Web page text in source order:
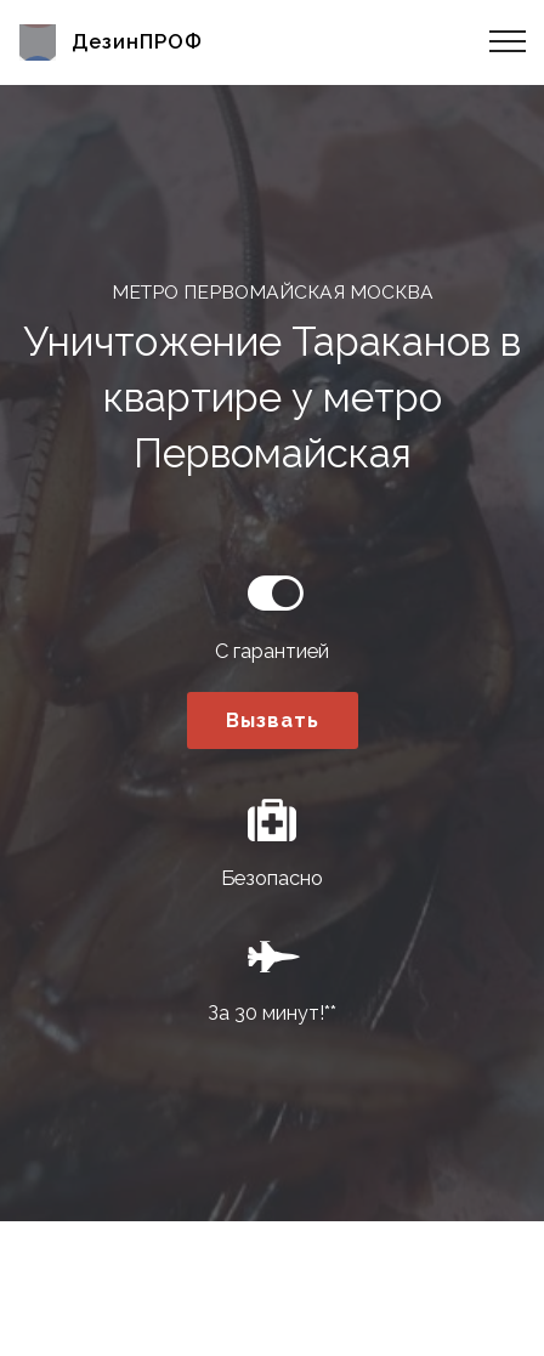
ДезинПРОФ
МЕТРО ПЕРВОМАЙСКАЯ МОСКВА
Уничтожение Тараканов в
квартире у метро
Первомайская
С гарантией
Вызвать
Безопасно
За 30 минут!**